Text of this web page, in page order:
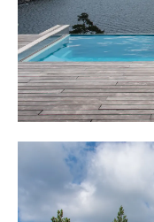
Strax intill finns ett
bod.
Vidare på tomten
till huvudbyggnaden
fjärden. Huset
planlösning och här
av sitt drömboende.